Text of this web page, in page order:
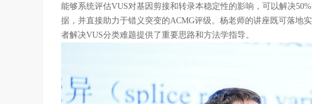
能够系统评估VUS对基因剪接和转录本稳定性的影响，可以解决
据，并直接助力于错义突变的ACMG评级。杨老师的讲座既可落地
者解决VUS分类难题提供了重要思路和方法学指导。